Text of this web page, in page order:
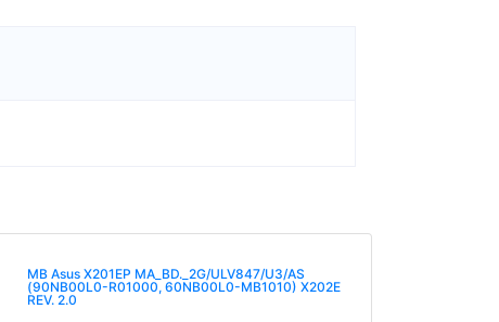
MB Asus X201EP MA_BD._2G/ULV847/U3/AS
(90NB00L0-R01000, 60NB00L0-MB1010) X202E
REV. 2.0